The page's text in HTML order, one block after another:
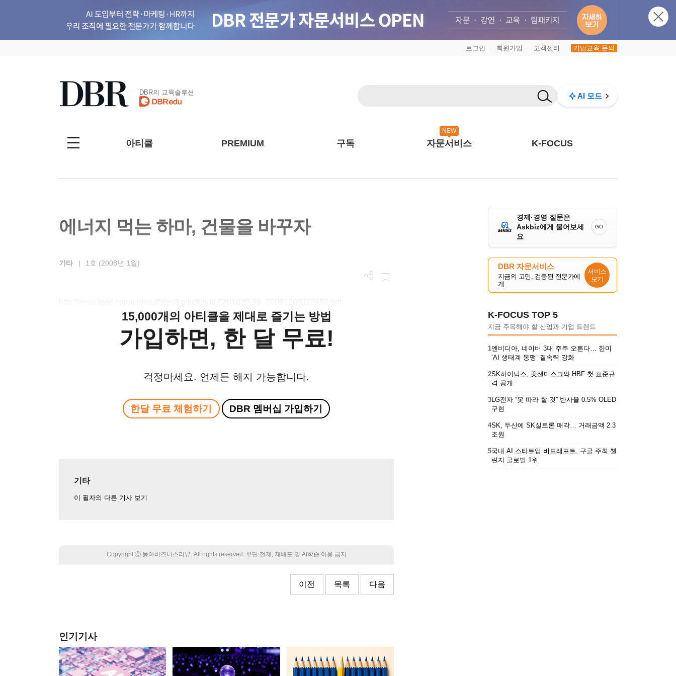
로그인 회원가입 고객센터 기업교육 문의
DBR의 교육솔루션 AI 모드
아티클 PREMIUM 구독
NEW
자문서비스 K-FOCUS
에너지 먹는 하마, 건물을 바꾸자
기타 | 1호 (2008년 1월)
15,000개의 아티클을 제대로 즐기는 방법
가입하면, 한 달 무료!
걱정마세요. 언제든 해지 가능합니다.
한달 무료 체험하기 DBR 멤버십 가입하기
기타
이 필자의 다른 기사 보기
Copyright Ⓒ 동아비즈니스리뷰. All rights reserved. 무단 전재, 재배포 및 AI학습 이용 금지
이전 목록 다음
인기기사
경제·경영 질문은
Askbiz에게 물어보세
요
GO
DBR 자문서비스
지금의 고민, 검증된 전문가에
게
서비스
보기
K-FOCUS TOP 5
지금 주목해야 할 산업과 기업 트렌드
1엔비디아, 네이버 3대 주주 오른다… 한미
‘AI 생태계 동맹’ 결속력 강화
2SK하이닉스, 美샌디스크와 HBF 첫 표준규
격 공개
3LG전자 “못 따라 할 것” 반사율 0.5% OLED
구현
4SK, 두산에 SK실트론 매각… 거래금액 2.3
조원
5국내 AI 스타트업 비드래프트, 구글 주최 챌
린지 글로벌 1위